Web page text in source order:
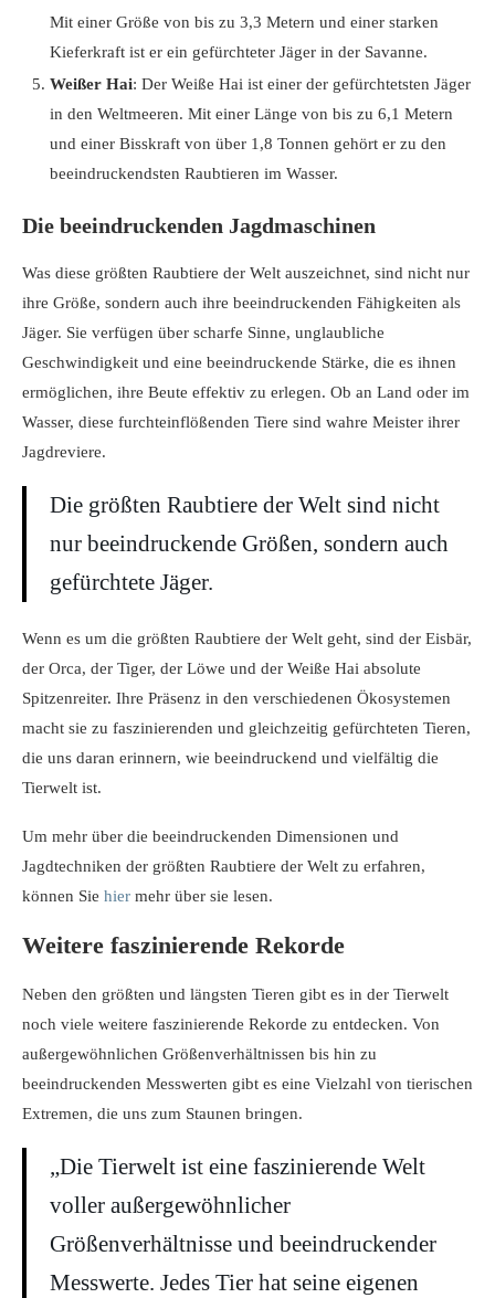
Mit einer Größe von bis zu 3,3 Metern und einer starken
Kieferkraft ist er ein gefürchteter Jäger in der Savanne.
Weißer Hai: Der Weiße Hai ist einer der gefürchtetsten Jäger
in den Weltmeeren. Mit einer Länge von bis zu 6,1 Metern
und einer Bisskraft von über 1,8 Tonnen gehört er zu den
beeindruckendsten Raubtieren im Wasser.
Die beeindruckenden Jagdmaschinen
Was diese größten Raubtiere der Welt auszeichnet, sind nicht nur
ihre Größe, sondern auch ihre beeindruckenden Fähigkeiten als
Jäger. Sie verfügen über scharfe Sinne, unglaubliche
Geschwindigkeit und eine beeindruckende Stärke, die es ihnen
ermöglichen, ihre Beute effektiv zu erlegen. Ob an Land oder im
Wasser, diese furchteinflößenden Tiere sind wahre Meister ihrer
Jagdreviere.
Die größten Raubtiere der Welt sind nicht
nur beeindruckende Größen, sondern auch
gefürchtete Jäger.
Wenn es um die größten Raubtiere der Welt geht, sind der Eisbär,
der Orca, der Tiger, der Löwe und der Weiße Hai absolute
Spitzenreiter. Ihre Präsenz in den verschiedenen Ökosystemen
macht sie zu faszinierenden und gleichzeitig gefürchteten Tieren,
die uns daran erinnern, wie beeindruckend und vielfältig die
Tierwelt ist.
Um mehr über die beeindruckenden Dimensionen und
Jagdtechniken der größten Raubtiere der Welt zu erfahren,
können Sie hier mehr über sie lesen.
Weitere faszinierende Rekorde
Neben den größten und längsten Tieren gibt es in der Tierwelt
noch viele weitere faszinierende Rekorde zu entdecken. Von
außergewöhnlichen Größenverhältnissen bis hin zu
beeindruckenden Messwerten gibt es eine Vielzahl von tierischen
Extremen, die uns zum Staunen bringen.
„Die Tierwelt ist eine faszinierende Welt
voller außergewöhnlicher
Größenverhältnisse und beeindruckender
Messwerte. Jedes Tier hat seine eigenen